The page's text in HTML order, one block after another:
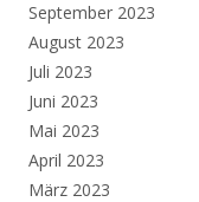
September 2023
August 2023
Juli 2023
Juni 2023
Mai 2023
April 2023
März 2023